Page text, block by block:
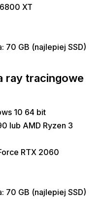
XT
70 GB (najlepiej SSD)
ray tracingowe
10 64 bit
lub AMD Ryzen 3
RTX 2060
70 GB (najlepiej SSD)